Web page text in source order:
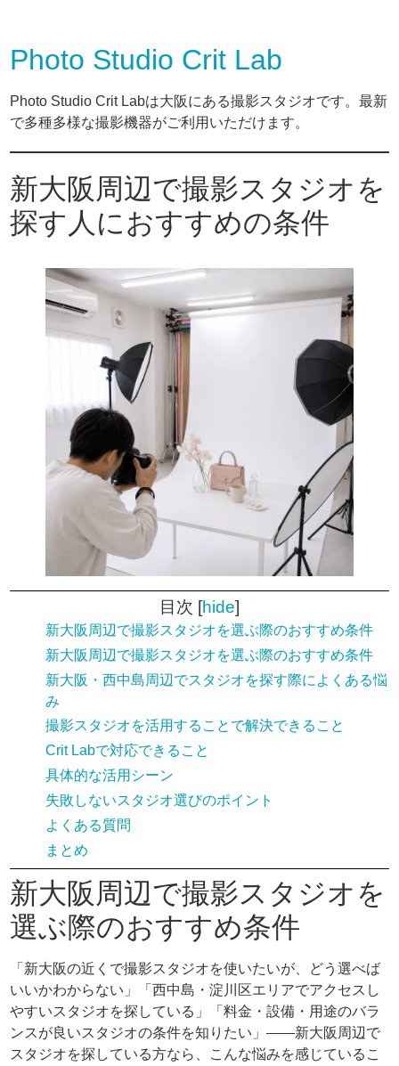
Photo Studio Crit Lab
Photo Studio Crit Labは大阪にある撮影スタジオです。最新
で多種多様な撮影機器がご利用いただけます。
新大阪周辺で撮影スタジオを
探す人におすすめの条件
目次 [hide]
新大阪周辺で撮影スタジオを選ぶ際のおすすめ条件
新大阪周辺で撮影スタジオを選ぶ際のおすすめ条件
新大阪・西中島周辺でスタジオを探す際によくある悩
み
撮影スタジオを活用することで解決できること
Crit Labで対応できること
具体的な活用シーン
失敗しないスタジオ選びのポイント
よくある質問
まとめ
新大阪周辺で撮影スタジオを
選ぶ際のおすすめ条件
「新大阪の近くで撮影スタジオを使いたいが、どう選べば
いいかわからない」「西中島・淀川区エリアでアクセスし
やすいスタジオを探している」「料金・設備・用途のバラ
ンスが良いスタジオの条件を知りたい」——新大阪周辺で
スタジオを探している方なら、こんな悩みを感じているこ